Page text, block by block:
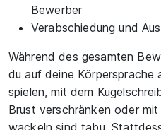
Bewerber
Verabschiedung und
Während des gesamten
du auf deine
spielen, mit dem
Brust verschränken oder
wackeln sind tabu.